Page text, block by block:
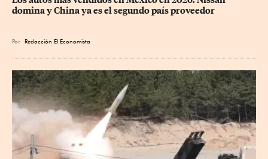
domina y China ya es el segundo país proveedor
Por Redacción El Economista